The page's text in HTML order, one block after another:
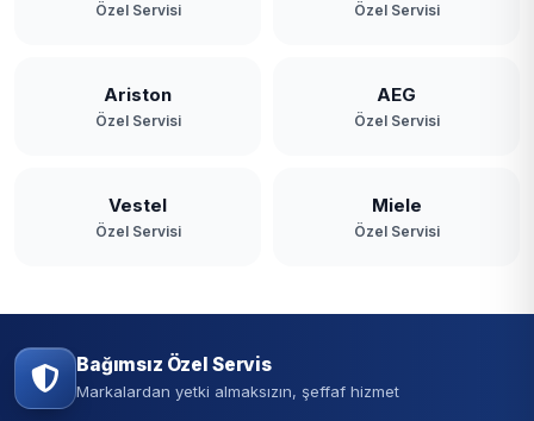
Özel Servisi Özel Servisi
Ariston
Özel Servisi
AEG
Özel Servisi
Vestel
Özel Servisi
Miele
Özel Servisi
Bağımsız Özel Servis
Markalardan yetki almaksızın, şeffaf hizmet